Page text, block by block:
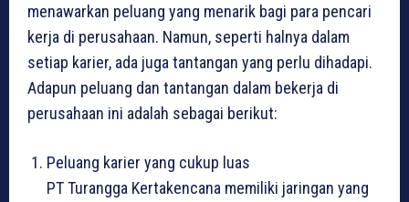
menawarkan peluang yang menarik bagi para pencari
kerja di perusahaan. Namun, seperti halnya dalam
setiap karier, ada juga tantangan yang perlu dihadapi.
Adapun peluang dan tantangan dalam bekerja di
perusahaan ini adalah sebagai berikut:
Peluang karier yang cukup luas
PT Turangga Kertakencana memiliki jaringan yang